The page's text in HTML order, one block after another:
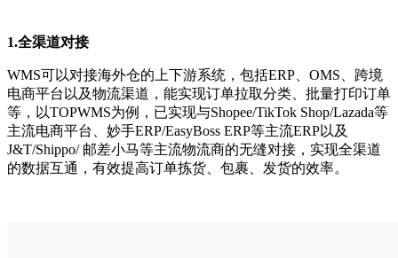
1.全渠道对接
WMS可以对接海外仓的上下游系统，包括ERP、OMS、跨境
电商平台以及物流渠道，能实现订单拉取分类、批量打印订单
等，以TOPWMS为例，已实现与Shopee/TikTok Shop/Lazada等
主流电商平台、妙手ERP/EasyBoss ERP等主流ERP以及
J&T/Shippo/ 邮差小马等主流物流商的无缝对接，实现全渠道
的数据互通，有效提高订单拣货、包裹、发货的效率。